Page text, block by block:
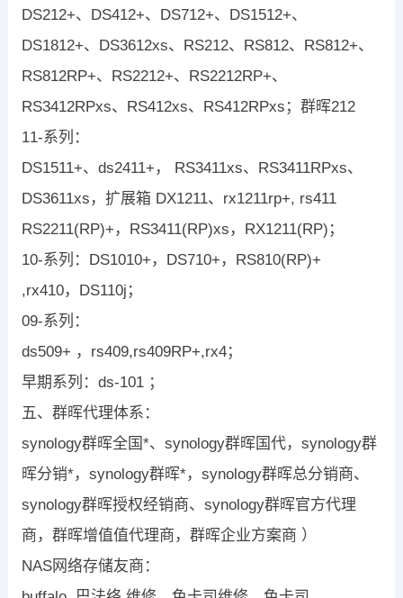
DS212+、DS412+、DS712+、DS1512+、
DS1812+、DS3612xs、RS212、RS812、RS812+、
RS812RP+、RS2212+、RS2212RP+、
RS3412RPxs、RS412xs、RS412RPxs；群晖212
11-系列：
DS1511+、ds2411+， RS3411xs、RS3411RPxs、
DS3611xs，扩展箱 DX1211、rx1211rp+, rs411
RS2211(RP)+，RS3411(RP)xs，RX1211(RP)；
10-系列：DS1010+，DS710+，RS810(RP)+
,rx410，DS110j；
09-系列：
ds509+ ，rs409,rs409RP+,rx4；
早期系列：ds-101 ；
五、群晖代理体系：
synology群晖全国*、synology群晖国代，synology群
晖分销*，synology群晖*，synology群晖总分销商、
synology群晖授权经销商、synology群晖官方代理
商，群晖增值值代理商，群晖企业方案商 ）
NAS网络存储友商：